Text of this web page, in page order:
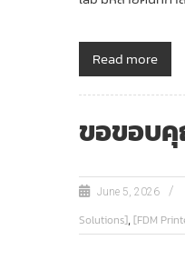
Read more
ขอขอบคุ
June 5, 2026
Solutions],[FDM